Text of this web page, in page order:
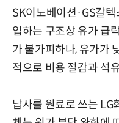
SK이노베이션·GS칼
입하는 구조상 유가 급
가 불가피하나, 유가가
적으로 비용 절감과 석
납사를 원료로 쓰는 LG